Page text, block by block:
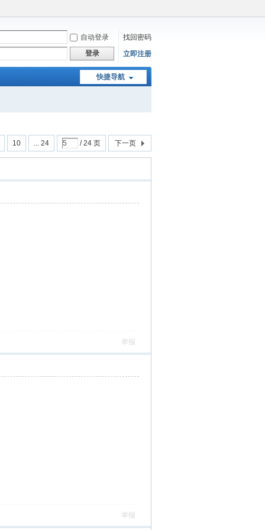
自动登录
找回密码
登录
立即注册
快捷导航
10 ... 24 / 24 页 下一页
举报
举报